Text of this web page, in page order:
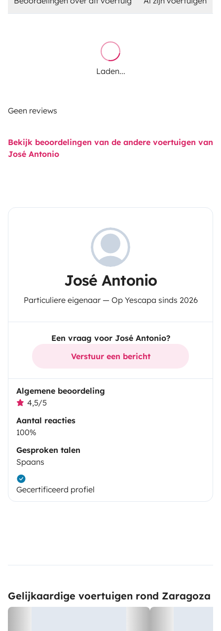
Laden...
Geen reviews
Bekijk beoordelingen van de andere voertuigen van
José Antonio
José Antonio
Particuliere eigenaar — Op Yescapa sinds 2026
Een vraag voor José Antonio?
Verstuur een bericht
Algemene beoordeling
4,5/5
Aantal reacties
100%
Gesproken talen
Spaans
Gecertificeerd profiel
Gelijkaardige voertuigen rond Zaragoza